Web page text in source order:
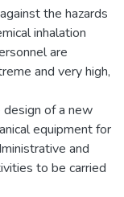
the hazards
inhalation
are
and very high,
design of a new
equipment for
and
to be carried